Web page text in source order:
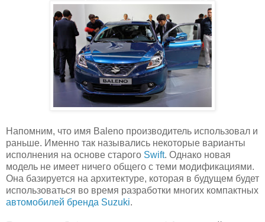
Напомним, что имя Baleno производитель использовал и
раньше. Именно так назывались некоторые варианты
исполнения на основе старого Swift. Однако новая
модель не имеет ничего общего с теми модификациями.
Она базируется на архитектуре, которая в будущем будет
использоваться во время разработки многих компактных
автомобилей бренда Suzuki.